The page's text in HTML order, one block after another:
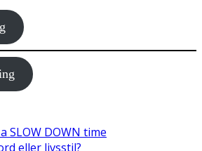
SLOW DOWN time
eller livsstil?